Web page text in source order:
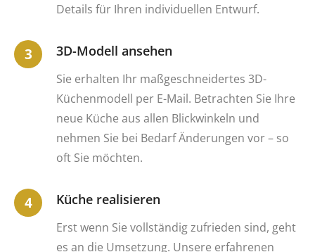
Details für Ihren individuellen Entwurf.
3D-Modell ansehen
Sie erhalten Ihr maßgeschneidertes 3D-
Küchenmodell per E-Mail. Betrachten Sie Ihre
neue Küche aus allen Blickwinkeln und
nehmen Sie bei Bedarf Änderungen vor – so
oft Sie möchten.
Küche realisieren
Erst wenn Sie vollständig zufrieden sind, geht
es an die Umsetzung. Unsere erfahrenen